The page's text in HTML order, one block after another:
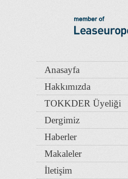
Anasayfa
Hakkımızda
TOKKDER Üyeliği
Dergimiz
Haberler
Makaleler
İletişim